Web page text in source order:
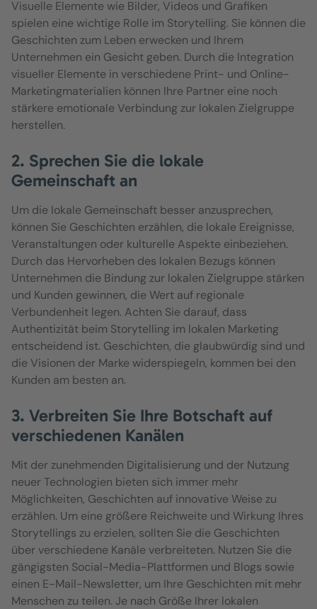
Visuelle Elemente wie Bilder, Videos und Grafiken
spielen eine wichtige Rolle im Storytelling. Sie können die
Geschichten zum Leben erwecken und Ihrem
Unternehmen ein Gesicht geben. Durch die Integration
visueller Elemente in verschiedene Print- und Online-
Marketingmaterialien können Ihre Partner eine noch
stärkere emotionale Verbindung zur lokalen Zielgruppe
herstellen.
2. Sprechen Sie die lokale
Gemeinschaft an
Um die lokale Gemeinschaft besser anzusprechen,
können Sie Geschichten erzählen, die lokale Ereignisse,
Veranstaltungen oder kulturelle Aspekte einbeziehen.
Durch das Hervorheben des lokalen Bezugs können
Unternehmen die Bindung zur lokalen Zielgruppe stärken
und Kunden gewinnen, die Wert auf regionale
Verbundenheit legen. Achten Sie darauf, dass
Authentizität beim Storytelling im lokalen Marketing
entscheidend ist. Geschichten, die glaubwürdig sind und
die Visionen der Marke widerspiegeln, kommen bei den
Kunden am besten an.
3. Verbreiten Sie Ihre Botschaft auf
verschiedenen Kanälen
Mit der zunehmenden Digitalisierung und der Nutzung
neuer Technologien bieten sich immer mehr
Möglichkeiten, Geschichten auf innovative Weise zu
erzählen. Um eine größere Reichweite und Wirkung Ihres
Storytellings zu erzielen, sollten Sie die Geschichten
über verschiedene Kanäle verbreiteten. Nutzen Sie die
gängigsten Social-Media-Plattformen und Blogs sowie
einen E-Mail-Newsletter, um Ihre Geschichten mit mehr
Menschen zu teilen. Je nach Größe Ihrer lokalen